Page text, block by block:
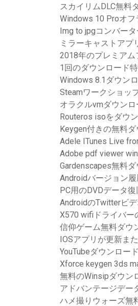
スカイリムDLC無料
Windows 10 Proオ
Img to jpgコンバー
ミラーキャストアプ
2018年のプレミア
1回のダウンロード
Windows 8.1ダウン
Steamワークショッ
オラクルvmダウン
Routeros isoをダウ
Keygen付きの無料
Adele ITunes Live
Adobe pdf viewer
Gardenscapes無料
Androidバージョン
PC用のDVDデータ
AndroidのTwitterビ
X570 wifiドライバー
信仰ゲーム無料ダウ
IOSアプリが更新ま
YouTubeダウンロー
Xforce keygen 3ds
無料のWinsipダウン
アドバンテージデー
ハメ撮りウォーズ無